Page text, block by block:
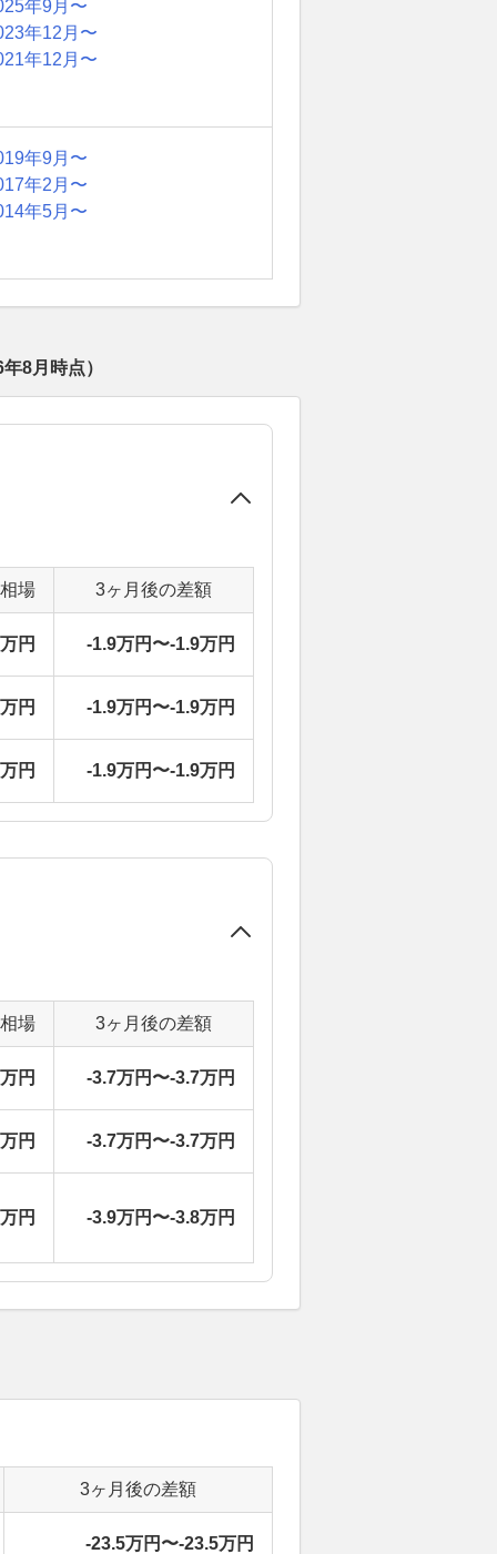
年9月〜
年12月〜
年12月〜
年9月〜
年2月〜
年5月〜
8月 時点）
場 3ヶ月後の差額
円 -1.9万円〜-1.9万円
円 -1.9万円〜-1.9万円
円 -1.9万円〜-1.9万円
場 3ヶ月後の差額
円 -3.7万円〜-3.7万円
円 -3.7万円〜-3.7万円
円 -3.9万円〜-3.8万円
3ヶ月後の差額
-23.5万円〜-23.5万円